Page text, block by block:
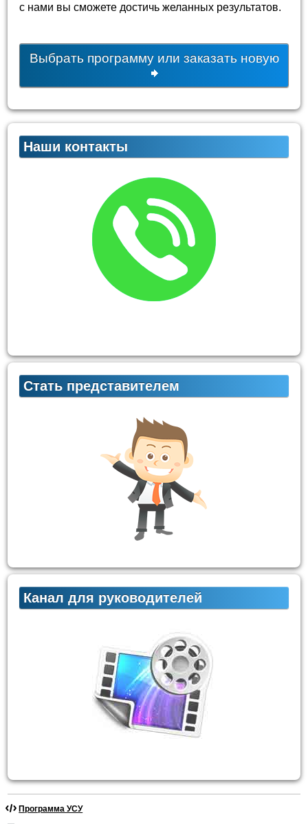
с нами вы сможете достичь желанных результатов.
Выбрать программу или заказать новую
Наши контакты
Стать представителем
Канал для руководителей
Программа УСУ